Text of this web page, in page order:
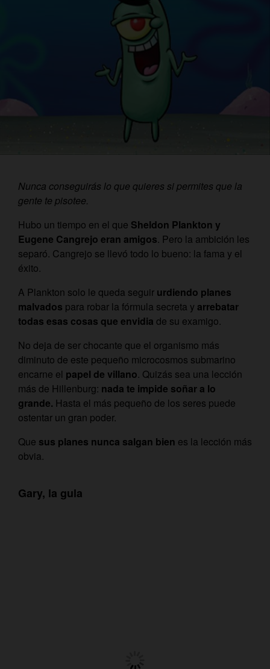
Nunca conseguirás lo que quieres si permites que la
gente te pisotee.
Hubo un tiempo en el que Sheldon Plankton y
Eugene Cangrejo eran amigos. Pero la ambición les
separó. Cangrejo se llevó todo lo bueno: la fama y el
éxito.
A Plankton solo le queda seguir urdiendo planes
malvados para robar la fórmula secreta y arrebatar
todas esas cosas que envidia de su examigo.
No deja de ser chocante que el organismo más
diminuto de este pequeño microcosmos submarino
encarne el papel de villano. Quizás sea una lección
más de Hillenburg: nada te impide soñar a lo
grande. Hasta el más pequeño de los seres puede
ostentar un gran poder.
Que sus planes nunca salgan bien es la lección más
obvia.
Gary, la gula